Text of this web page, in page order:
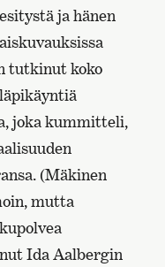
ja hänen
tutkinut koko
joka kummitteli,
(Mäkinen
mutta
Ida Aalbergin